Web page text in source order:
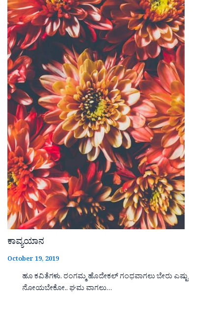
ಕಾವ್ಯಯಾನ
October 19, 2019
ಹೂ ಕವಿತೆಗಳು. ರಂಗಮ್ಮ ಹೊದೇಕಲ್ ಗಂಧವಾಗಲು ಬೇರು ಎಷ್ಟು
ನೋಯಬೇಕೋ.. ಘಮ ವಾಗಲು…